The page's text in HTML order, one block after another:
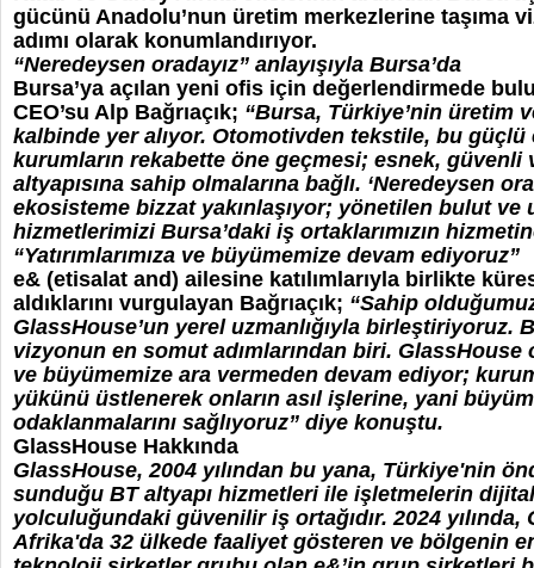
gücünü Anadolu’nun üretim merkezlerine taşıma
adımı olarak konumlandırıyor.
“Neredeysen oradayız” anlayışıyla Bursa’da
Bursa’ya açılan yeni ofis için değerlendirmede
CEO’su Alp Bağrıaçık; “Bursa, Türkiye’nin üretim
kalbinde yer alıyor. Otomotivden tekstile, bu
kurumların rekabette öne geçmesi; esnek,
altyapısına sahip olmalarına bağlı. ‘Neredeysen
ekosisteme bizzat yakınlaşıyor; yönetilen bulut ve
hizmetlerimizi Bursa’daki iş ortaklarımızın
“Yatırımlarımıza ve büyümemize devam ediyoruz”
e& (etisalat and) ailesine katılımlarıyla birlikte
aldıklarını vurgulayan Bağrıaçık; “Sahip
GlassHouse’un yerel uzmanlığıyla birleştiriyoruz.
vizyonun en somut adımlarından biri. GlassHouse
ve büyümemize ara vermeden devam ediyor;
yükünü üstlenerek onların asıl işlerine, yani
odaklanmalarını sağlıyoruz” diye konuştu.
GlassHouse Hakkında
GlassHouse, 2004 yılından bu yana, Türkiye'nin
sunduğu BT altyapı hizmetleri ile işletmelerin
yolculuğundaki güvenilir iş ortağıdır. 2024 yılında,
Afrika'da 32 ülkede faaliyet gösteren ve bölgenin